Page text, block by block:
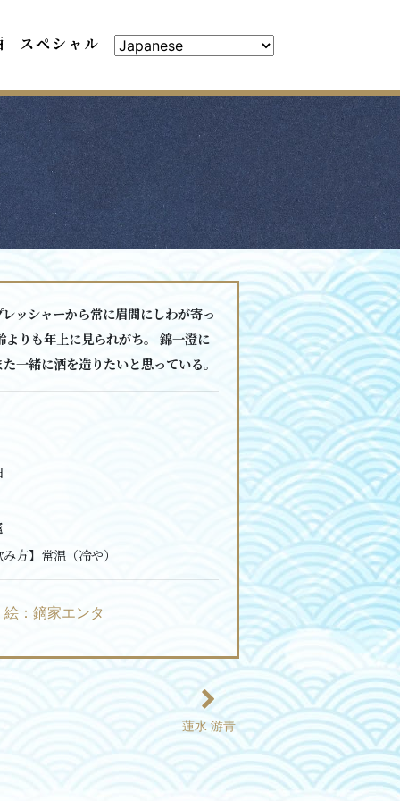
スペシャル
ッシャーから常に眉間にしわが寄っ
よりも年上に見られがち。 錦一澄に
一緒に酒を造りたいと思っている。
方】 常温（冷や）
絵：鏑家エンタ
蓮水 游青